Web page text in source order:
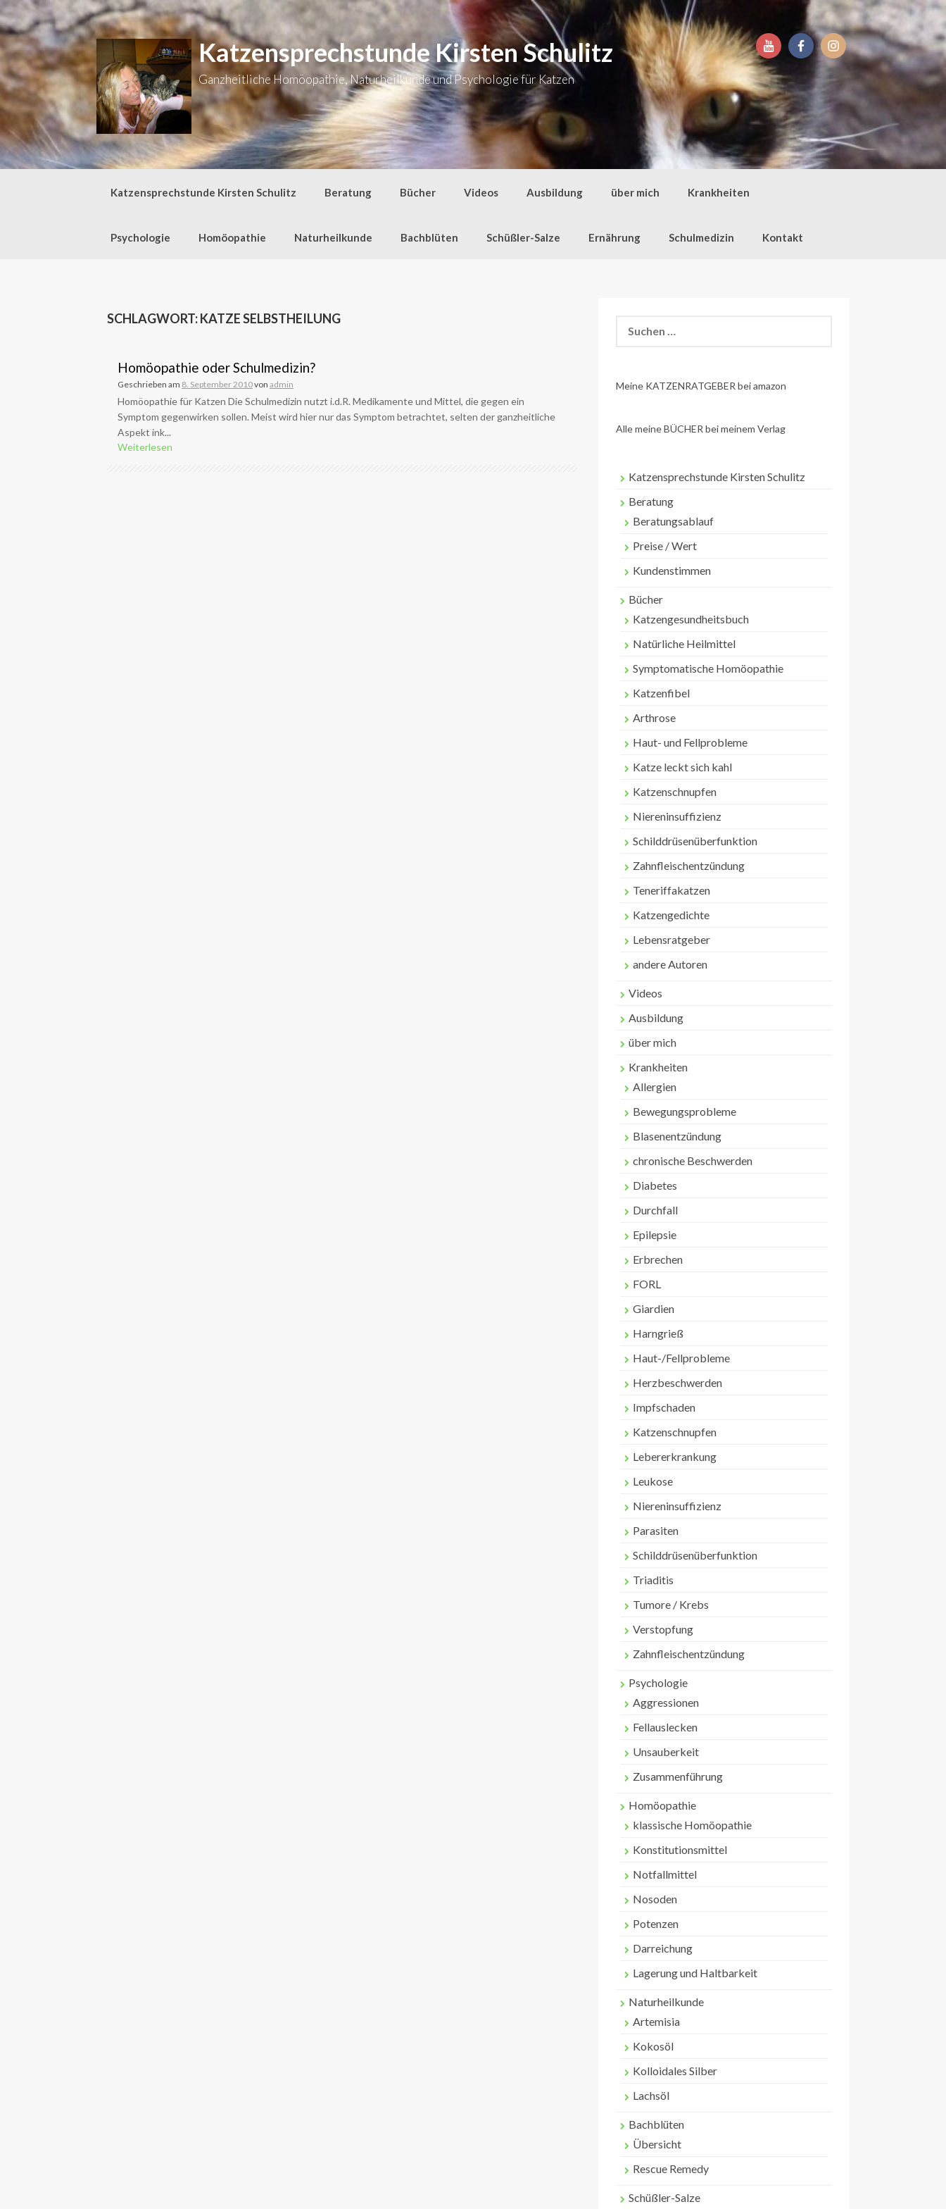
Zum
Inhalt
springen
Katzensprechstunde Kirsten Schulitz
Ganzheitliche Homöopathie, Naturheilkunde und Psychologie für Katzen
Katzensprechstunde Kirsten Schulitz Beratung Bücher Videos Ausbildung über mich Krankheiten
Psychologie Homöopathie Naturheilkunde Bachblüten Schüßler-Salze Ernährung Schulmedizin Kontakt
SCHLAGWORT:KATZE SELBSTHEILUNG
Homöopathie oder Schulmedizin?
Geschrieben am 8. September 2010von admin
Homöopathie für Katzen Die Schulmedizin nutzt i.d.R. Medikamente und Mittel, die gegen ein
Symptom gegenwirken sollen. Meist wird hier nur das Symptom betrachtet, selten der ganzheitliche
Aspekt ink...
Weiterlesen
nach:
Meine KATZENRATGEBER bei amazon
Alle meine BÜCHER bei meinem Verlag
Katzensprechstunde Kirsten Schulitz
Beratung
Beratungsablauf
Preise / Wert
Kundenstimmen
Bücher
Katzengesundheitsbuch
Natürliche Heilmittel
Symptomatische Homöopathie
Katzenfibel
Arthrose
Haut- und Fellprobleme
Katze leckt sich kahl
Katzenschnupfen
Niereninsuffizienz
Schilddrüsenüberfunktion
Zahnfleischentzündung
Teneriffakatzen
Katzengedichte
Lebensratgeber
andere Autoren
Videos
Ausbildung
über mich
Krankheiten
Allergien
Bewegungsprobleme
Blasenentzündung
chronische Beschwerden
Diabetes
Durchfall
Epilepsie
Erbrechen
FORL
Giardien
Harngrieß
Haut-/Fellprobleme
Herzbeschwerden
Impfschaden
Katzenschnupfen
Lebererkrankung
Leukose
Niereninsuffizienz
Parasiten
Schilddrüsenüberfunktion
Triaditis
Tumore / Krebs
Verstopfung
Zahnfleischentzündung
Psychologie
Aggressionen
Fellauslecken
Unsauberkeit
Zusammenführung
Homöopathie
klassische Homöopathie
Konstitutionsmittel
Notfallmittel
Nosoden
Potenzen
Darreichung
Lagerung und Haltbarkeit
Naturheilkunde
Artemisia
Kokosöl
Kolloidales Silber
Lachsöl
Bachblüten
Übersicht
Rescue Remedy
Schüßler-Salze